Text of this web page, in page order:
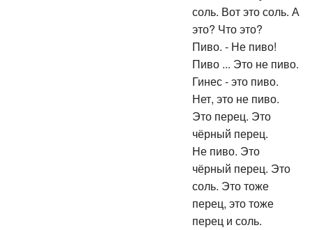
соль. Вот это соль. А
это? Что это?
Пиво. - Не пиво!
Пиво ... Это не пиво.
Гинес - это пиво.
Нет, это не пиво.
Это перец. Это
чёрный перец.
Не пиво. Это
чёрный перец. Это
соль. Это тоже
перец, это тоже
перец и соль.